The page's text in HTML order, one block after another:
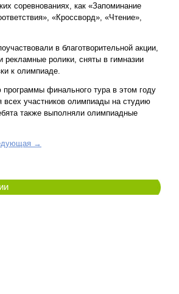
соревнованиях, как «Запоминание
«Кроссворд», «Чтение»,
в благотворительной акции,
рекламные ролики, сняты в гимназии
к олимпиаде.
программы финального тура в этом году
всех участников олимпиады на студию
также выполняли олимпиадные
→